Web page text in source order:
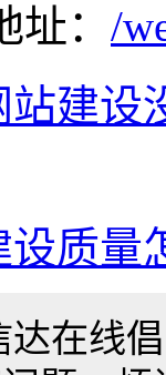
： /
站建设
设质量
达在线